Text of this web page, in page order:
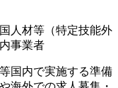
人材等（特定技能外
事業者
国内で実施する準備